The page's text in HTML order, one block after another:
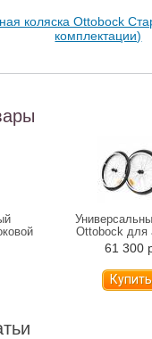
коляска Ottobock
комплектации)
Ottobock для
инвалидной
61 300